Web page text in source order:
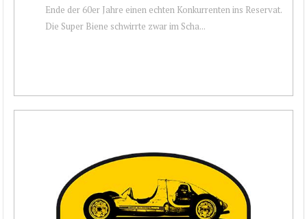
Ende der 60er Jahre einen echten Konkurrenten ins Reservat.
Die Super Biene schwirrte zwar im Scha...